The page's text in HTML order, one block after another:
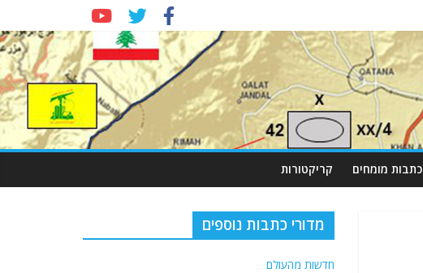
כתבות מומחים קריקטורות
מדורי כתבות נוספים
חדשות מהעולם